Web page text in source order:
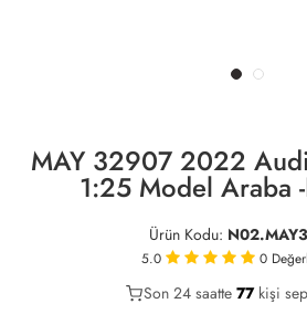
MAY 32907 2022
1:25 Model Araba
Ürün Kodu:
5.0 0
40
Son 24 saatte 77kişi
32